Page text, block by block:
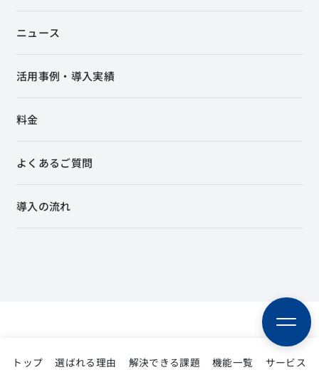
トップ 選ばれる理由 解決できる課題 機能一覧 サービス
ニュース
活用事例・導入実績
料金
よくあるご質問
導入の流れ